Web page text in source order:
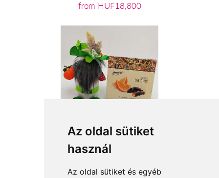
Az oldal sütiket
használ
Az oldal sütiket és egyéb
from HUF18,800
from HUF14,800